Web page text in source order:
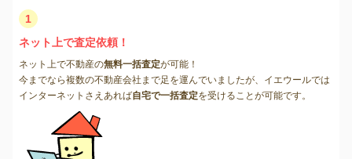
1
ネット上で査定依頼！
ネット上で不動産の無料一括査定が可能！
今までなら複数の不動産会社まで足を運んでいましたが、イエウールでは
インターネットさえあれば自宅で一括査定を受けることが可能です。